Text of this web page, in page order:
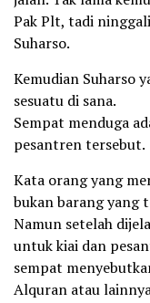
Pak Plt, tadi
Suharso.
Kemudian Suharso
sesuatu di sana.
Sempat menduga
pesantren tersebut.
Kata orang yang
bukan barang yang
Namun setelah
untuk kiai dan
sempat
Alquran atau